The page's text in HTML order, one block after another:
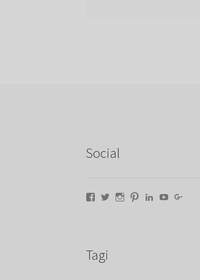
Social
Facebook
TwitterInstagram
PinterestLinkedInYouTube
Tagi